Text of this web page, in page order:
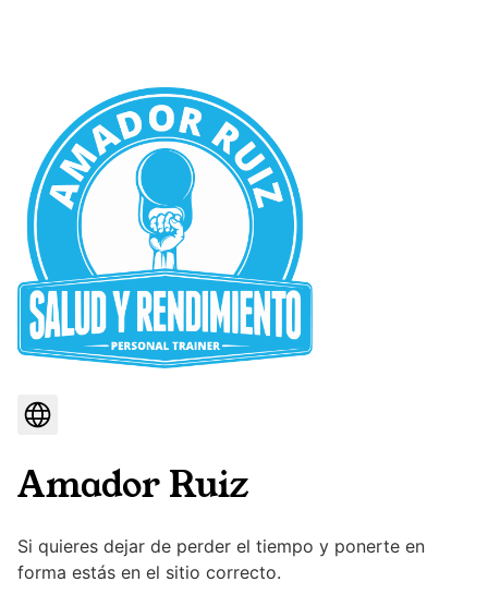
Amador Ruiz
Si quieres dejar de perder el tiempo y ponerte en
forma estás en el sitio correcto.